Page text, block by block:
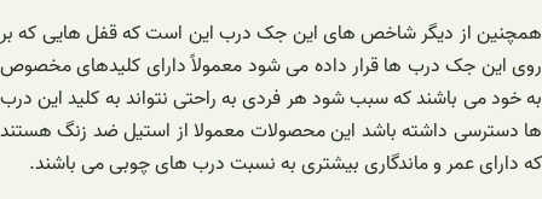
همچنین از دیگر شاخص های این جک درب این است که قفل هایی که بر
روی این جک درب ها قرار داده می‌ شود معمولاً دارای کلیدهای مخصوص
به خود می باشند که سبب شود هر فردی به راحتی نتواند به کلید این درب
ها دسترسی داشته باشد این محصولات معمولا از استیل ضد زنگ هستند
که دارای عمر و ماندگاری بیشتری به نسبت درب های چوبی می باشند.